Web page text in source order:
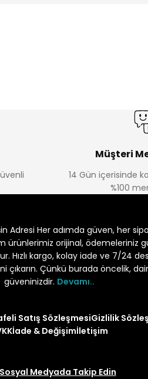
Müşteri
14 Gün içerisinde
%100
Adresi Her adımda güven, her
ürünlerimiz orijinal, ödemeleriniz
Hızlı kargo, kolay iade ve 7/24
çıkarın. Çünkü burada öncelik,
güveninizdir. Devamı..
Satış SözleşmesiGizlilik
İade & Değişimİletişim
Medyada Takip Edin